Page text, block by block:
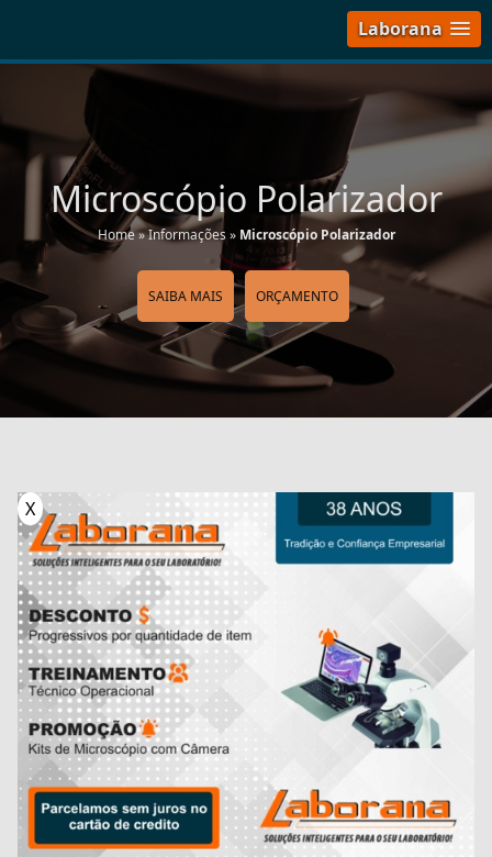
Laborana
Microscópio Polarizador
Home»Informações » Microscópio Polarizador
SAIBA MAIS ORÇAMENTO
X